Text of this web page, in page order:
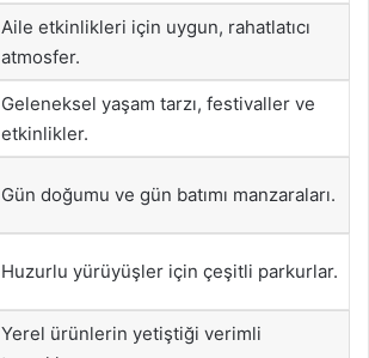
Aile etkinlikleri için uygun, rahatlatıcı
atmosfer.
Geleneksel yaşam tarzı, festivaller ve
etkinlikler.
Gün doğumu ve gün batımı manzaraları.
Huzurlu yürüyüşler için çeşitli parkurlar.
Yerel ürünlerin yetiştiği verimli